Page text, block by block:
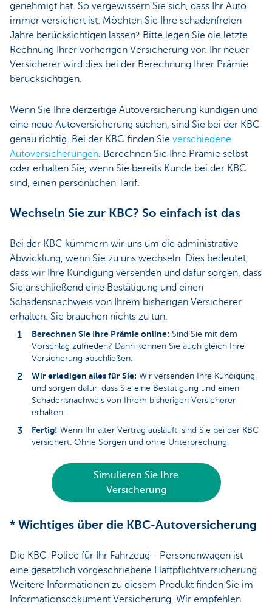
genehmigt hat. So vergewissern Sie sich, dass Ihr Auto
immer versichert ist. Möchten Sie Ihre schadenfreien
Jahre berücksichtigen lassen? Bitte legen Sie die letzte
Rechnung Ihrer vorherigen Versicherung vor. Ihr neuer
Versicherer wird dies bei der Berechnung Ihrer Prämie
berücksichtigen.
Wenn Sie Ihre derzeitige Autoversicherung kündigen und
eine neue Autoversicherung suchen, sind Sie bei der KBC
genau richtig. Bei der KBC finden Sie verschiedene
Autoversicherungen. Berechnen Sie Ihre Prämie selbst
oder erhalten Sie, wenn Sie bereits Kunde bei der KBC
sind, einen persönlichen Tarif.
Wechseln Sie zur KBC? So einfach ist das
Bei der KBC kümmern wir uns um die administrative
Abwicklung, wenn Sie zu uns wechseln. Dies bedeutet,
dass wir Ihre Kündigung versenden und dafür sorgen, dass
Sie anschließend eine Bestätigung und einen
Schadensnachweis von Ihrem bisherigen Versicherer
erhalten. Sie brauchen nichts zu tun.
Berechnen Sie Ihre Prämie online: Sind Sie mit dem
Vorschlag zufrieden? Dann können Sie auch gleich Ihre
Versicherung abschließen.
Wir erledigen alles für Sie: Wir versenden Ihre Kündigung
und sorgen dafür, dass Sie eine Bestätigung und einen
Schadensnachweis von Ihrem bisherigen Versicherer
erhalten.
Fertig! Wenn Ihr alter Vertrag ausläuft, sind Sie bei der KBC
versichert. Ohne Sorgen und ohne Unterbrechung.
Simulieren Sie Ihre
Versicherung
* Wichtiges über die KBC-Autoversicherung
Die KBC-Police für Ihr Fahrzeug - Personenwagen ist
eine gesetzlich vorgeschriebene Haftpflichtversicherung.
Weitere Informationen zu diesem Produkt finden Sie im
Informationsdokument Versicherung. Wir empfehlen